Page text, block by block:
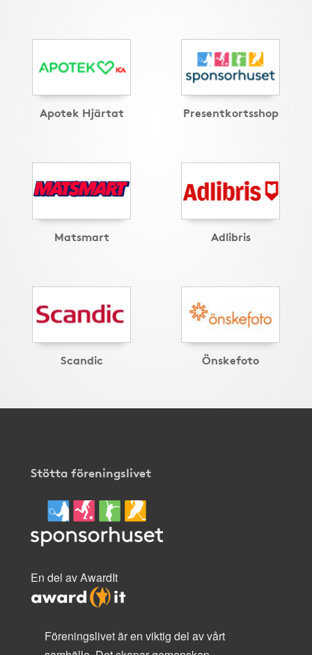
Apotek Hjärtat Presentkortsshop
Matsmart Adlibris
Scandic Önskefoto
Stötta föreningslivet
En del av AwardIt
Föreningslivet är en viktig del av vårt